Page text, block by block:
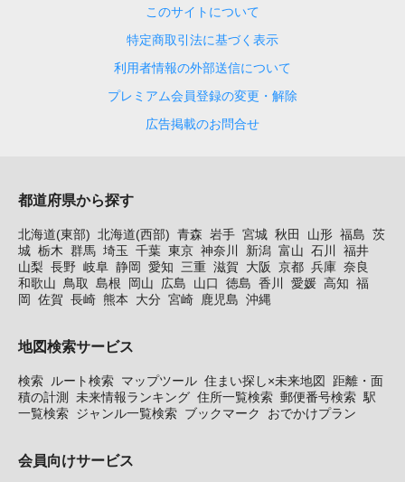
このサイトについて
特定商取引法に基づく表示
利用者情報の外部送信について
プレミアム会員登録の変更・解除
広告掲載のお問合せ
都道府県から探す
北海道(東部) 北海道(西部) 青森 岩手 宮城 秋田 山形 福島 茨
城 栃木 群馬 埼玉 千葉 東京 神奈川 新潟 富山 石川
福井
山梨 長野 岐阜 静岡 愛知 三重 滋賀 大阪 京都 兵庫 奈良
和歌山
鳥取 島根 岡山 広島 山口 徳島 香川 愛媛 高知 福
岡
佐賀 長崎 熊本 大分 宮崎 鹿児島 沖縄
地図検索サービス
検索 ルート検索 マップツール 住まい探し×未来地図
距離・面
積の計測 未来情報ランキング 住所一覧検索 郵便番号検索 駅
一覧検索 ジャンル一覧検索 ブックマーク おでかけプラン
会員向けサービス